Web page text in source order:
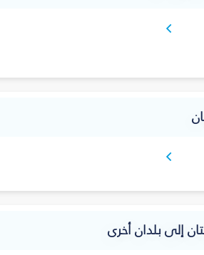
إلى بلدان أخرى